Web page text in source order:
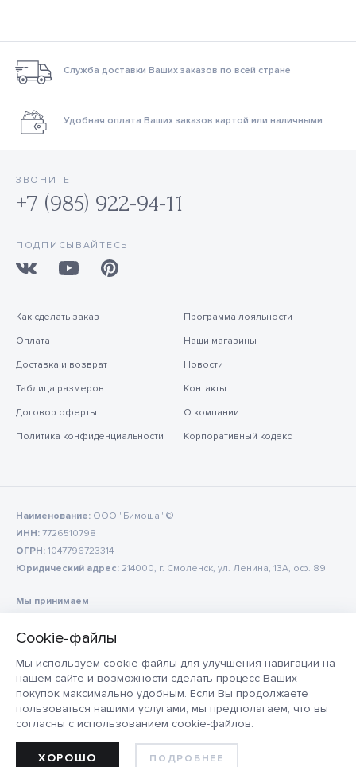
Мы используем cookie-файлы для улучшения навигации на
нашем сайте и возможности сделать процесс Ваших
покупок максимально удобным. Если Вы продолжаете
пользоваться нашими услугами, мы предполагаем, что вы
согласны с использованием cookie-файлов.
ПОДРОБНЕЕ
ХОРОШО
Служба доставки Ваших заказов по всей стране
Удобная оплата Ваших заказов картой или наличными
ЗВОНИТЕ
+7 (985) 922-94-11
ПОДПИСЫВАЙТЕСЬ
Как сделать заказ
Оплата
Доставка и возврат
Таблица размеров
Договор оферты
Политика конфиденциальности
Программа лояльности
Наши магазины
Новости
Контакты
О компании
Корпоративный кодекс
Наименование: ООО "Бимоша" ©
ИНН: 7726510798
ОГРН: 1047796723314
Юридический адрес: 214000, г. Смоленск, ул. Ленина, 13А, оф. 89
Мы принимаем